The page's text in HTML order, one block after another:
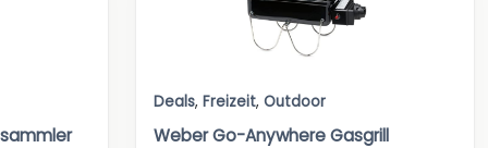
Deals, Freizeit, Outdoor
Weber Go-Anywhere Gasgrill